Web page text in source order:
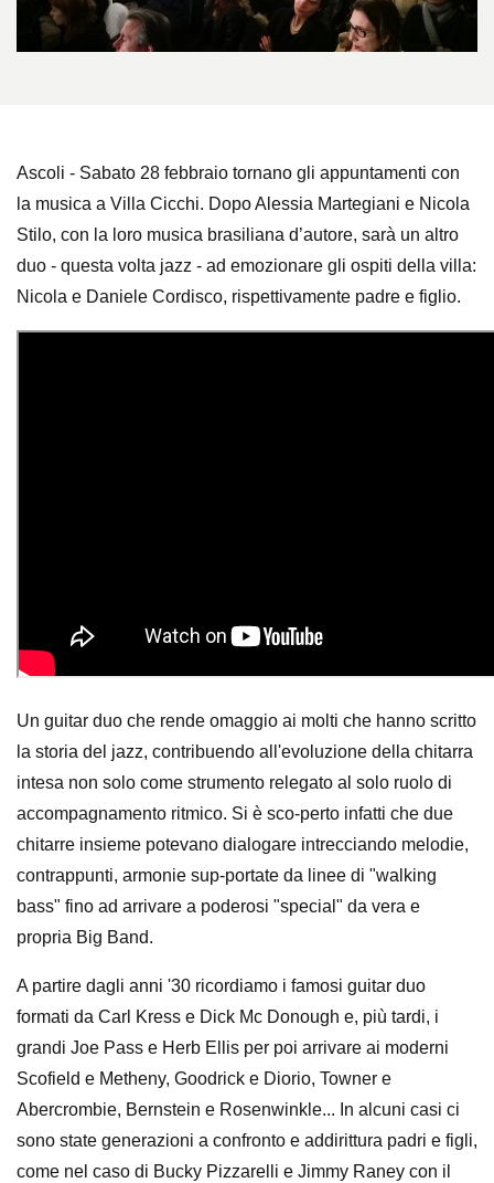
Ascoli - Sabato 28 febbraio tornano gli appuntamenti con
la musica a Villa Cicchi. Dopo Alessia Martegiani e Nicola
Stilo, con la loro musica brasiliana d’autore, sarà un altro
duo - questa volta jazz - ad emozionare gli ospiti della villa:
Nicola e Daniele Cordisco, rispettivamente padre e figlio.
Un guitar duo che rende omaggio ai molti che hanno scritto
la storia del jazz, contribuendo all'evoluzione della chitarra
intesa non solo come strumento relegato al solo ruolo di
accompagnamento ritmico. Si è sco-perto infatti che due
chitarre insieme potevano dialogare intrecciando melodie,
contrappunti, armonie sup-portate da linee di "walking
bass" fino ad arrivare a poderosi "special" da vera e
propria Big Band.
A partire dagli anni '30 ricordiamo i famosi guitar duo
formati da Carl Kress e Dick Mc Donough e, più tardi, i
grandi Joe Pass e Herb Ellis per poi arrivare ai moderni
Scofield e Metheny, Goodrick e Diorio, Towner e
Abercrombie, Bernstein e Rosenwinkle... In alcuni casi ci
sono state generazioni a confronto e addirittura padri e figli,
come nel caso di Bucky Pizzarelli e Jimmy Raney con il